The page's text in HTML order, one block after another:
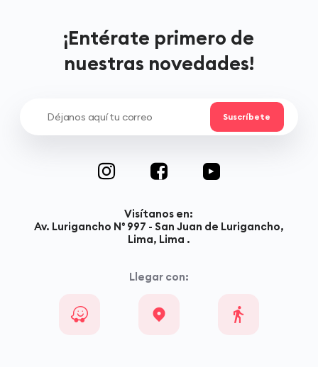
¡Entérate primero de
nuestras novedades!
Visítanos en:
Av. Lurigancho N° 997 - San Juan de Lurigancho,
Lima, Lima .
Llegar con: